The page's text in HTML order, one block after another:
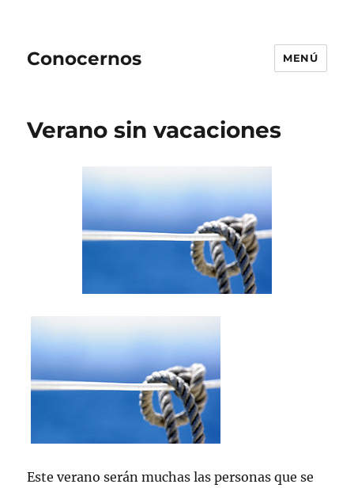
Conocernos MENÚ
Verano sin vacaciones
Este verano serán muchas las personas que se